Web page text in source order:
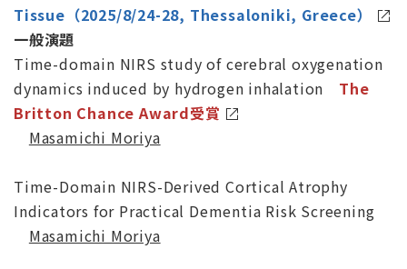
Tissue（2025/8/24-28, Thessaloniki, Greece）
一般演題
Time-domain NIRS study of cerebral oxygenation
dynamics induced by hydrogen inhalation The
Britton Chance Award受賞
Masamichi Moriya
Time-Domain NIRS-Derived Cortical Atrophy
Indicators for Practical Dementia Risk Screening
Masamichi Moriya